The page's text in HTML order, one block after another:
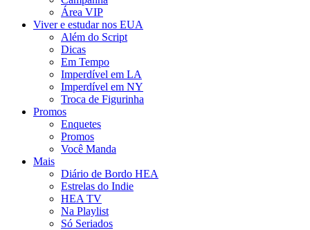
Área VIP
Viver e estudar nos EUA
Além do Script
Dicas
Em Tempo
Imperdível em LA
Imperdível em NY
Troca de Figurinha
Promos
Enquetes
Promos
Você Manda
Mais
Diário de Bordo HEA
Estrelas do Indie
HEA TV
Na Playlist
Só Seriados